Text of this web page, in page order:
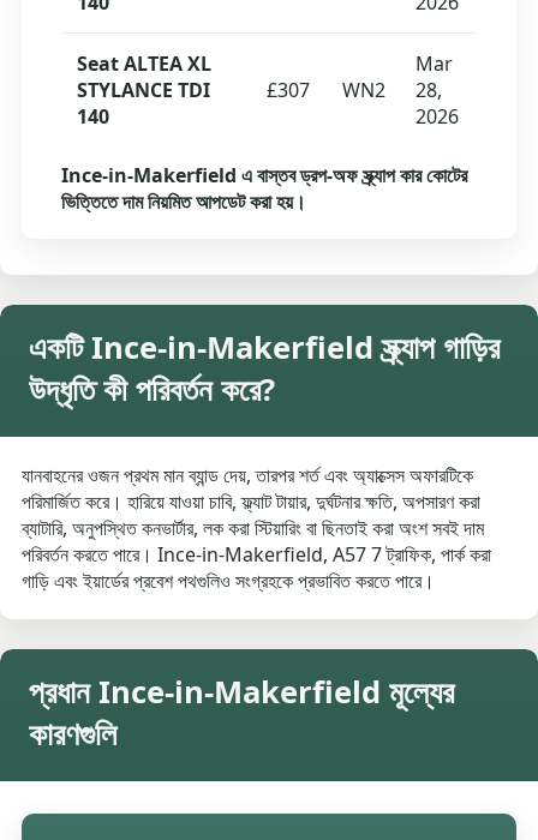
Seat ALTEA XL
STYLANCE TDI
140
£307 WN2
Mar
28,
2026
Ince-in-Makerfield এ বাস্তব ড্রপ-অফ স্ক্র্যাপ কার কোটের
ভিত্তিতে দাম নিয়মিত আপডেট করা হয়।
একটি Ince-in-Makerfield স্ক্র্যাপ গাড়ির
উদ্ধৃতি কী পরিবর্তন করে?
যানবাহনের ওজন প্রথম মান ব্যান্ড দেয়, তারপর শর্ত এবং অ্যাক্সেস অফারটিকে
পরিমার্জিত করে। হারিয়ে যাওয়া চাবি, ফ্ল্যাট টায়ার, দুর্ঘটনার ক্ষতি, অপসারণ করা
ব্যাটারি, অনুপস্থিত কনভার্টার, লক করা স্টিয়ারিং বা ছিনতাই করা অংশ সবই দাম
পরিবর্তন করতে পারে। Ince-in-Makerfield, A57 7 ট্রাফিক, পার্ক করা
গাড়ি এবং ইয়ার্ডের প্রবেশ পথগুলিও সংগ্রহকে প্রভাবিত করতে পারে।
প্রধান Ince-in-Makerfield মূল্যের
কারণগুলি